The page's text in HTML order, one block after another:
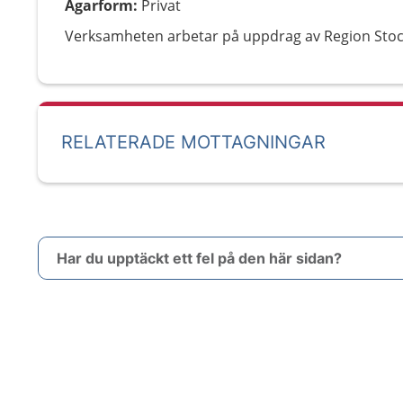
Ägarform: Privat
Verksamheten arbetar på uppdrag av Region
RELATERADE MOTTAGNINGAR
Har du upptäckt ett fel på den här sidan?